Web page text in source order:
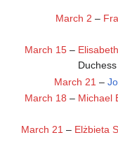
March 2 –
March 15–
March 21 –
March 18 – Michael
March 21 – Elżbieta